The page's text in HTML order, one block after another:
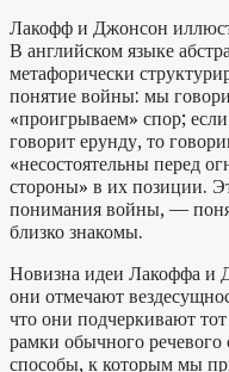
Лакофф и Джонсон
В английском языке
метафорически
понятие войны: мы
«проигрываем» спор;
говорит ерунду, то
«несостоятельны перед
стороны» в их позиции.
понимания войны, —
близко знакомы.
Новизна идеи Лакоффа и
они отмечают
что они подчеркивают
рамки обычного
способы, к которым мы